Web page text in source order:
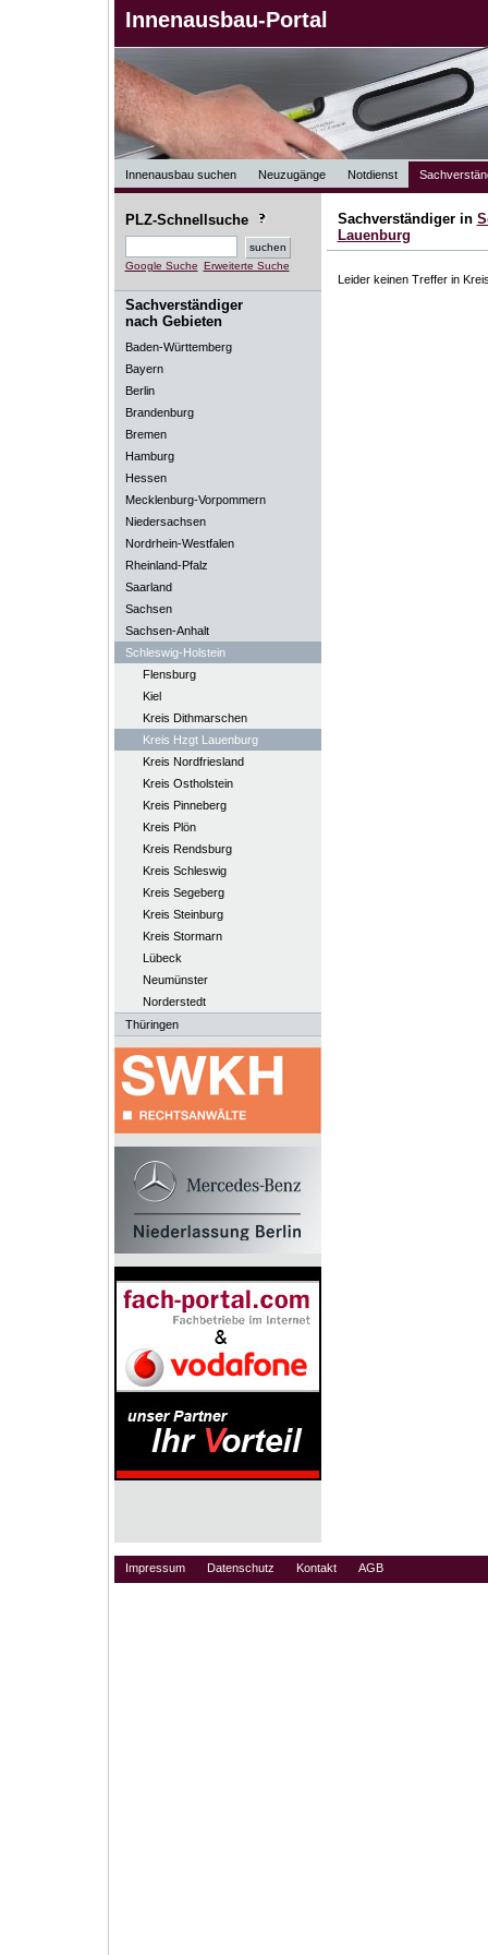
Innenausbau-Portal
Innenausbau suchen Neuzugänge Notdienst
PLZ-Schnellsuche
Google Suche Erweiterte Suche
Sachverständiger
nach Gebieten
Baden-Württemberg
Bayern
Berlin
Brandenburg
Bremen
Hamburg
Hessen
Mecklenburg-Vorpommern
Niedersachsen
Nordrhein-Westfalen
Rheinland-Pfalz
Saarland
Sachsen
Sachsen-Anhalt
Schleswig-Holstein
Flensburg
Kiel
Kreis Dithmarschen
Kreis Hzgt Lauenburg
Kreis Nordfriesland
Kreis Ostholstein
Kreis Pinneberg
Kreis Plön
Kreis Rendsburg
Kreis Schleswig
Kreis Segeberg
Kreis Steinburg
Kreis Stormarn
Lübeck
Neumünster
Norderstedt
Thüringen
Sachverständiger in
Lauenburg
Leider keinen Treffer in
Impressum Datenschutz Kontakt AGB